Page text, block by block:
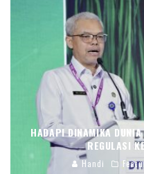
HADAPI DINAMIKA
REGULASI
Handi